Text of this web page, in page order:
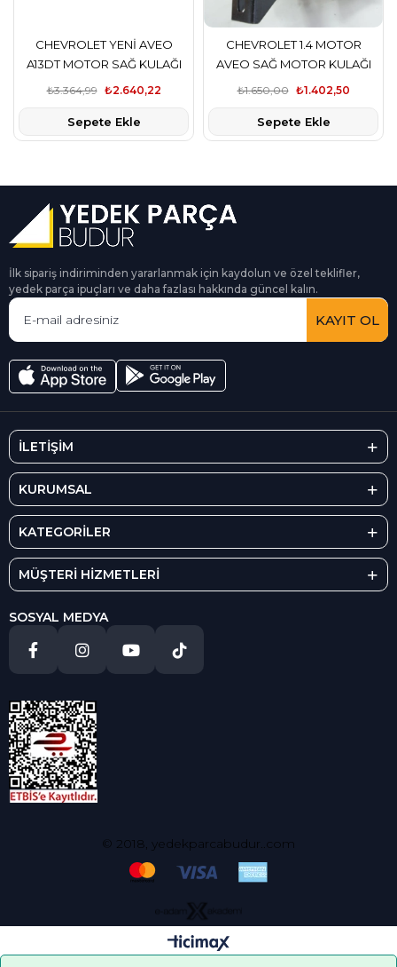
CHEVROLET YENİ AVEO
A13DT MOTOR SAĞ KULAĞI
AVEO₺2.640,22
₺3.364,99
Sepete Ekle
CHEVROLET 1.4 MOTOR
AVEO SAĞ MOTOR KULAĞI
OTOMOTİK₺1.402,50
₺1.650,00
Sepete Ekle
İlk sipariş indiriminden yararlanmak için kaydolun ve özel teklifler,
yedek parça ipuçları ve daha fazlası hakkında güncel kalın.
KAYIT OL
İLETİŞİM
KURUMSAL
KATEGORİLER
MÜŞTERİ HİZMETLERİ
SOSYAL MEDYA
© 2018, yedekparcabudur..com